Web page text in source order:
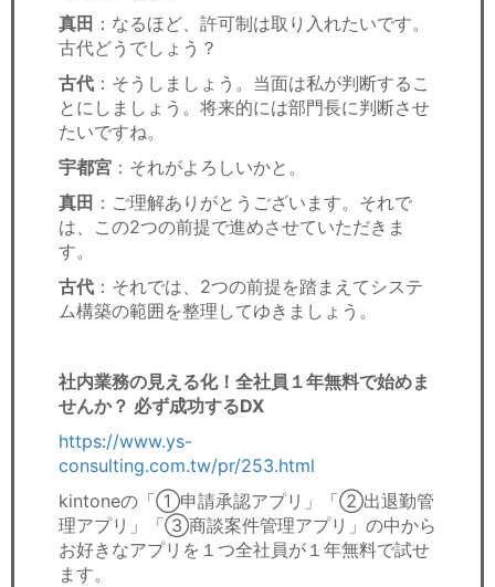
真田 ：なるほど、許可制は取り入れたいです。
古代どうでしょう？
古代 ：そうしましょう。当面は私が判断するこ
とにしましょう。将来的には部門長に判断させ
たいですね。
宇都宮 ：それがよろしいかと。
真田 ：ご理解ありがとうございます。それで
は、この2つの前提で進めさせていただきま
す。
古代 ：それでは、2つの前提を踏まえてシステ
ム構築の範囲を整理してゆきましょう。
社内業務の見える化！全社員１年無料で始めま
せんか？ 必ず成功するDX
https://www.ys-
consulting.com.tw/pr/253.html
kintoneの「①申請承認アプリ」「②出退勤管
理アプリ」「③商談案件管理アプリ」の中から
お好きなアプリを１つ全社員が１年無料で試せ
ます。